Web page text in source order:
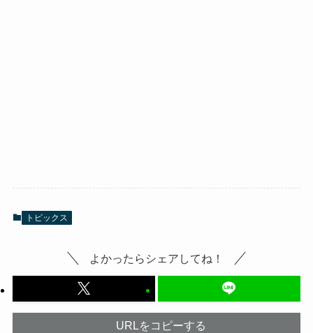
トピックス
よかったらシェアしてね！
URLをコピーする